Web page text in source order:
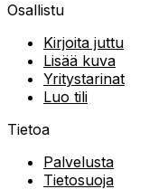
Osallistu
Kirjoita juttu
Lisää kuva
Yritystarinat
Luo tili
Tietoa
Palvelusta
Tietosuoja